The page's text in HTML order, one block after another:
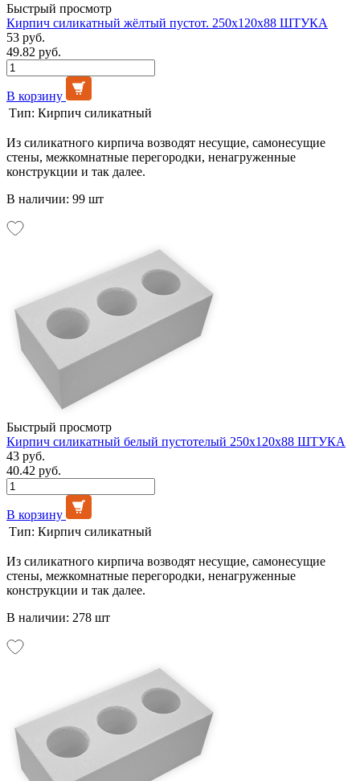
Быстрый просмотр
Кирпич силикатный жёлтый пустот. 250х120х88 ШТУКА
53 руб.
49.82 руб.
В корзину
Тип: Кирпич силикатный
Из силикатного кирпича возводят несущие, самонесущие
стены, межкомнатные перегородки, ненагруженные
конструкции и так далее.
В наличии: 99 шт
Быстрый просмотр
Кирпич силикатный белый пустотелый 250х120х88 ШТУКА
43 руб.
40.42 руб.
В корзину
Тип: Кирпич силикатный
Из силикатного кирпича возводят несущие, самонесущие
стены, межкомнатные перегородки, ненагруженные
конструкции и так далее.
В наличии: 278 шт